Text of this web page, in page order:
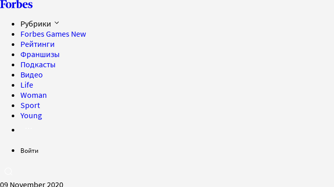
Рубрики
Forbes Games New
Рейтинги
Франшизы
Подкасты
Видео
Life
Woman
Sport
Young
Войти
09 November 2020